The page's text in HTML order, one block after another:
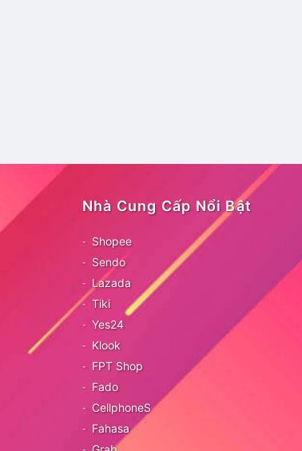
Nhà Cung Cấp Nổi Bật
Shopee
Sendo
Lazada
Tiki
Yes24
Klook
FPT Shop
Fado
CellphoneS
Fahasa